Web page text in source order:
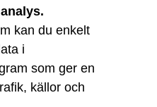
kan du enkelt
i
som ger en
källor och